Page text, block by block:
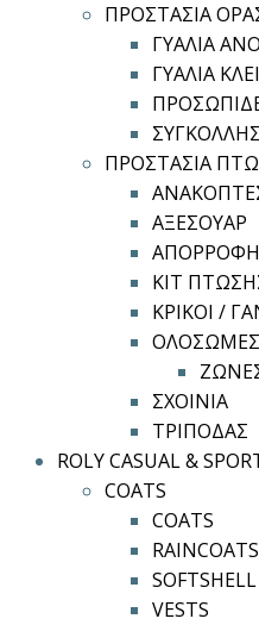
ΠΡΟΣΤΑΣΙΑ
ΓΥΑΛΙΑ
ΓΥΑΛΙΑ
ΠΡΟΣΤΑΣΙΑ
ΑΞΕΣΟΥΑΡ
ΚΙΤ
ΚΡΙΚΟΙ /
ΣΧΟΙΝΙΑ
ΤΡΙΠΟΔΑΣ
ROLY CASUAL &
COATS
COATS
RAINCOATS
SOFTSHELL
VESTS